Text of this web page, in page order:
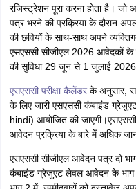
रजिस्ट्रेशन पूरा करना होता है। जो
पत्र भरने की प्रक्रिया के दौरान
की छवियों के साथ-साथ अपने
एसएससी सीजीएल 2026 आवेदकों के
की सुविधा 29 जून से 1 जुलाई 2026
एसएससी परीक्षा कैलेंडरके अनुसार,
के लिए जारी एसएससी कंबाइंड
hindi) आयोजित की
आवेदन प्रक्रिया के बारे में अधिक
एसएससी सीजीएल आवेदन पत्र दो
कंबाइंड ग्रेजुएट लेवल आवेदन के भाग